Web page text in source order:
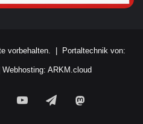
vorbehalten. | Portaltechnik von:
Webhosting: ARKM.cloud
YouTubeTelegram